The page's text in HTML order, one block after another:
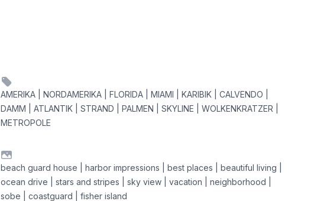
AMERIKA | NORDAMERIKA | FLORIDA | MIAMI | KARIBIK | CALVENDO |
DAMM | ATLANTIK | STRAND | PALMEN | SKYLINE | WOLKENKRATZER |
METROPOLE
beach guard house | harbor impressions | best places | beautiful living |
ocean drive | stars and stripes | sky view | vacation | neighborhood |
sobe | coastguard | fisher island